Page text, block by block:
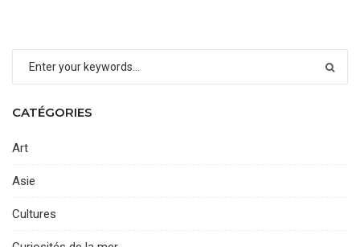
CATÉGORIES
Art
Asie
Cultures